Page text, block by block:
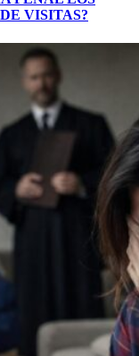
VISITAS?